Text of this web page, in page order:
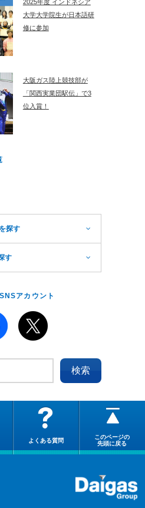
2025年度 インドネシア
大学大学院生が日本語研
修に参加
大阪ガス陸上競技部が
「関西実業団駅伝」で3
位入賞！
探す
す
アカウント
よくある質問
このページの
先頭に戻る